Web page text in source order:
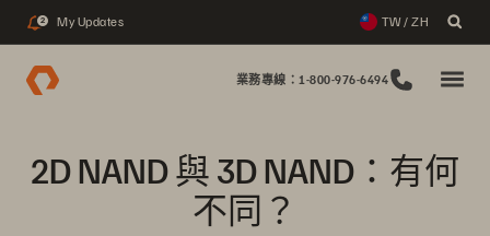
2 My Updates TW / ZH
業務專線：1-800-976-6494
2D NAND 與 3D NAND：有何
不同？